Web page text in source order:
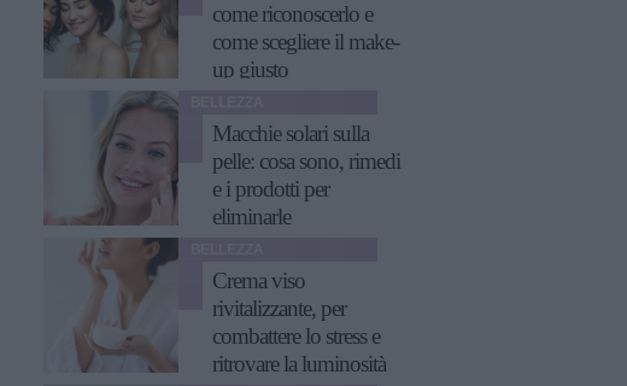
come riconoscerlo e
come scegliere il make-
up giusto
Macchie solari sulla
pelle: cosa sono, rimedi
e i prodotti per
eliminarle
Crema viso
rivitalizzante, per
combattere lo stress e
ritrovare la luminosità